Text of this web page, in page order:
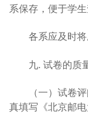
系保存，便于学
各系应及时将
九. 试卷的质
（一）试卷
真填写《北京邮